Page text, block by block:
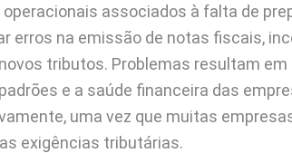
associados à falta de
erros na emissão de notas fiscais,
tributos. Problemas resultam
e a saúde financeira das
uma vez que muitas
exigências tributárias.